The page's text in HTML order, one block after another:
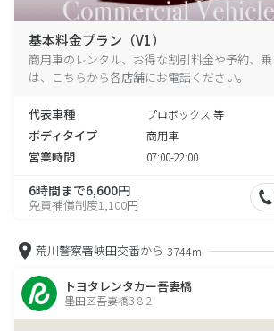
基本料金プラン（V1）
商用車のレンタル、お得な割引料金や予約、
は、こちらから各店舗にお電話ください。
代表車種 プロボックス 等
ボディタイプ 商用車
営業時間 07:00-22:00
6時間まで6,600円
免責補償制度1,100円
荒川警察署峡田交番から 3744m
トヨタレンタカー吾妻橋
墨田区吾妻橋3-8-2